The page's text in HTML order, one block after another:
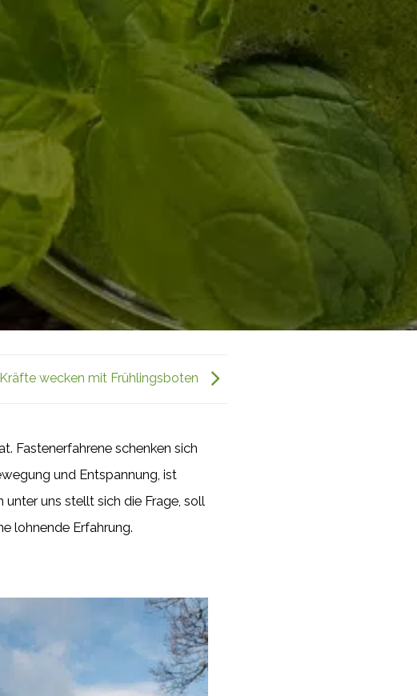
Fastenerfahrene schenken sich
und Entspannung, ist
uns stellt sich die Frage, soll
lohnende Erfahrung.
Kräfte wecken mit Frühlingsboten